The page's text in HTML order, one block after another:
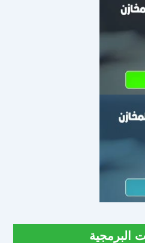
البرمجية